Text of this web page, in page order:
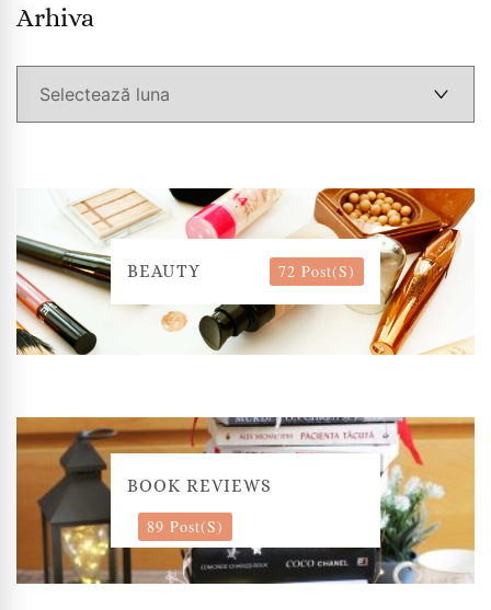
Arhiva
BEAUTY 72 Post(s)
BOOK REVIEWS
89 Post(s)